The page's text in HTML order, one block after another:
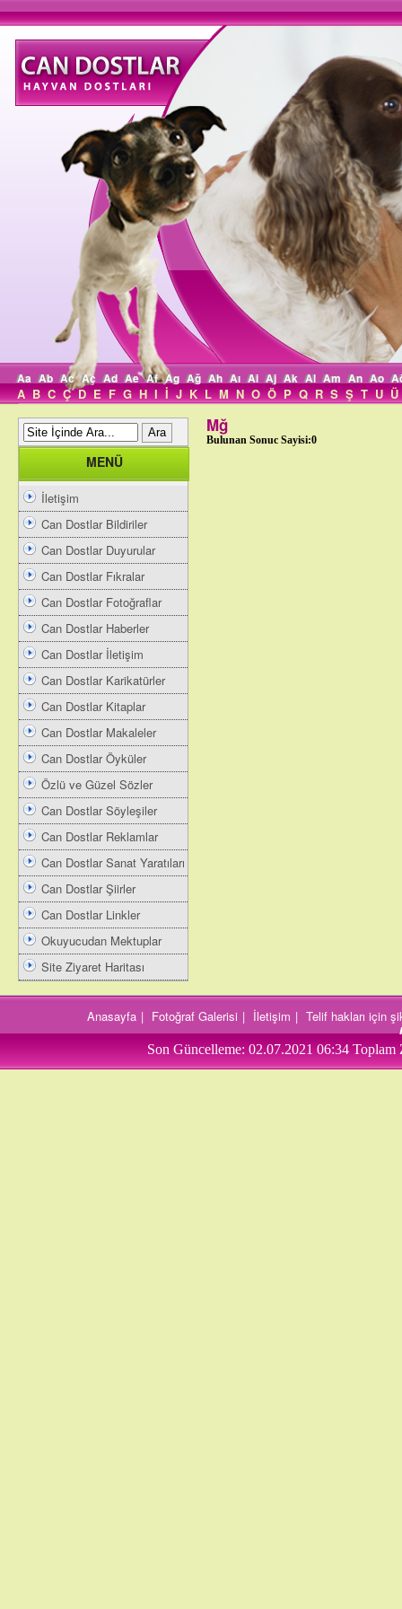
Aa Ab Ac Aç Ad Ae Af Ag Ağ Ah Aı Ai Aj Ak Al Am An Ao
A B C Ç D E F G H I İ J K L M N O Ö P Q R S Ş T U Ü
MENÜ
İletişim
Can Dostlar Bildiriler
Can Dostlar Duyurular
Can Dostlar Fıkralar
Can Dostlar Fotoğraflar
Can Dostlar Haberler
Can Dostlar İletişim
Can Dostlar Karikatürler
Can Dostlar Kitaplar
Can Dostlar Makaleler
Can Dostlar Öyküler
Özlü ve Güzel Sözler
Can Dostlar Söyleşiler
Can Dostlar Reklamlar
Can Dostlar Sanat Yaratıları
Can Dostlar Şiirler
Can Dostlar Linkler
Okuyucudan Mektuplar
Site Ziyaret Haritası
Mğ
Bulunan Sonuc Sayisi:0
Anasayfa | Fotoğraf Galerisi | İletişim | Telif hakları için
Son Güncelleme: 02.07.2021 06:34 Toplam